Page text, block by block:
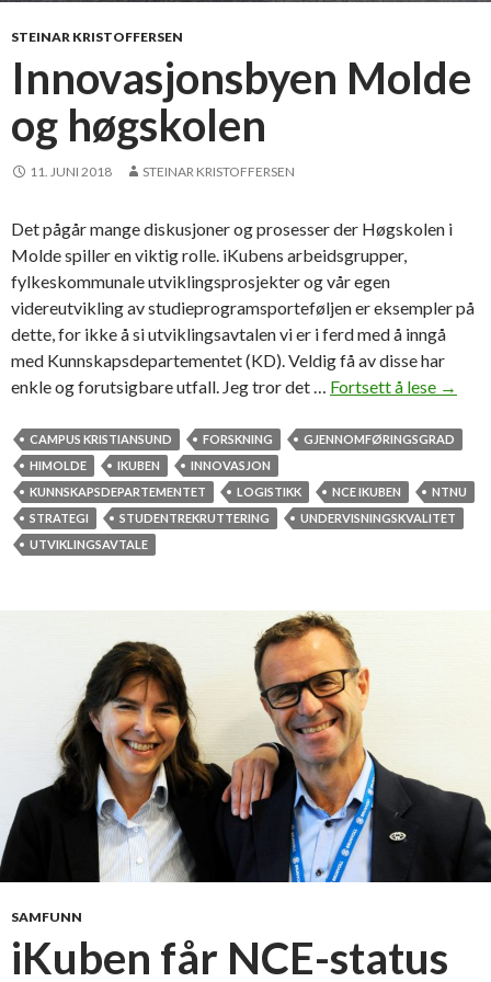
t
ø
s
e
r
i
s
i
k
o
e
n
STEINAR KRISTOFFERSEN
Innovasjonsbyen Molde
og høgskolen
11. JUNI 2018 STEINAR KRISTOFFERSEN
Det pågår mange diskusjoner og prosesser der Høgskolen i
Molde spiller en viktig rolle. iKubens arbeidsgrupper,
fylkeskommunale utviklingsprosjekter og vår egen
videreutvikling av studieprogramsporteføljen er eksempler på
dette, for ikke å si utviklingsavtalen vi er i ferd med å inngå
med Kunnskapsdepartementet (KD). Veldig få av disse har
enkle og forutsigbare utfall. Jeg tror det … Fortsett å lese I
n
v
a
e
h
→
CAMPUS KRISTIANSUND FORSKNING
GJENNOMFØRINGSGRAD
HIMOLDE
IKUBEN
INNOVASJON
KUNNSKAPSDEPARTEMENTET
LOGISTIKK NCE IKUBEN
NTNU
STRATEGI
STUDENTREKRUTTERING
UNDERVISNINGSKVALITET
UTVIKLINGSAVTALE
SAMFUNN
iKuben får NCE-status